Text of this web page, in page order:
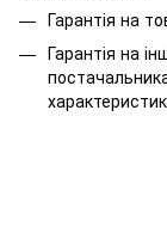
Гарантія на
Гарантія на